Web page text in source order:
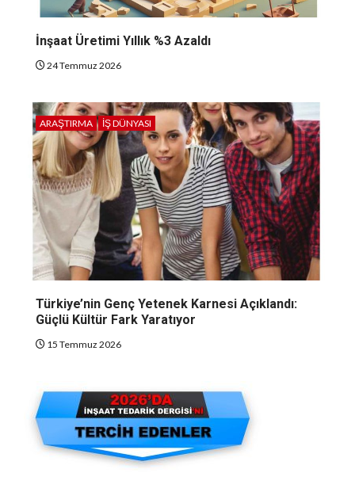
İnşaat Üretimi Yıllık %3 Azaldı
24 Temmuz 2026
ARAŞTIRMA İŞ DÜNYASI
Türkiye’nin Genç Yetenek Karnesi Açıklandı:
Güçlü Kültür Fark Yaratıyor
15 Temmuz 2026